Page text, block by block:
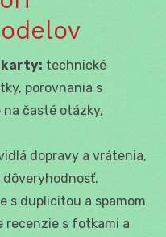
karty: technické
porovnania s
časté otázky,
dopravy a vrátenia,
dôveryhodnosť.
s duplicitou a spamom
recenzie s fotkami a